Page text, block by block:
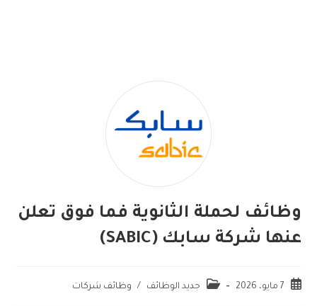
وظائف لحملة الثانوية فما فوق تعلن
عنها شركة سابك (SABIC)
7 مايو، 2026 جديد الوظائف / وظائف شركات